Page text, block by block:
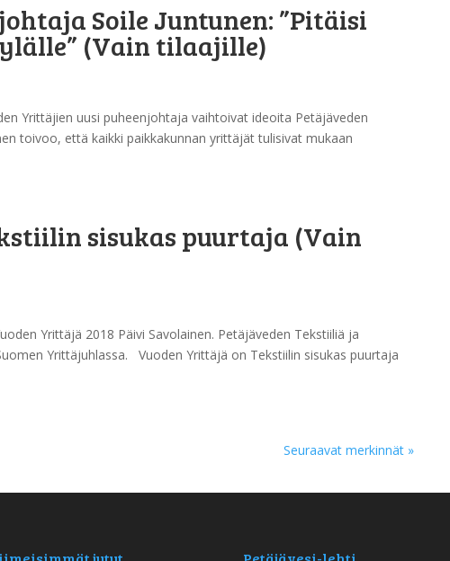
Soile Juntunen: ”Pitäisi
(Vain tilaajille)
Yrittäjien uusi puheenjohtaja vaihtoivat ideoita Petäjäveden
toivoo, että kaikki paikkakunnan yrittäjät tulisivat mukaan
sisukas puurtaja (Vain
Yrittäjä 2018 Päivi Savolainen. Petäjäveden Tekstiiliä ja
Yrittäjuhlassa. Vuoden Yrittäjä on Tekstiilin sisukas puurtaja
Seuraavat merkinnät »